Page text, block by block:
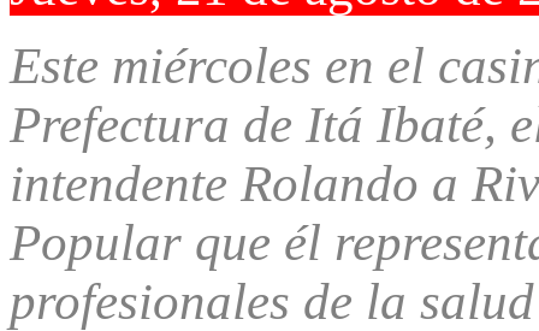
Este miércoles en el
Prefectura de Itá Ibaté,
intendente Rolando a
Popular que él
profesionales de la